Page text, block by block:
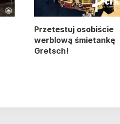
Przetestuj osobiście
werblową śmietankę
Gretsch!